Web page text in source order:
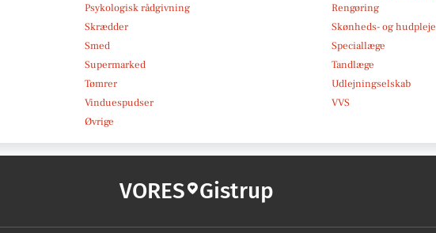
Psykologisk rådgivning
Rengøring
Skrædder
Skønheds- og hudpleje
Smed
Speciallæge
Supermarked
Tandlæge
Tømrer
Udlejningselskab
Vinduespudser
VVS
Øvrige
VORES Gistrup